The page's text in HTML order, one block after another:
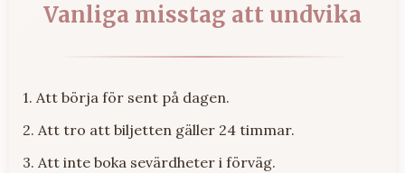
Vanliga misstag att undvika
1. Att börja för sent på dagen.
2. Att tro att biljetten gäller 24 timmar.
3. Att inte boka sevärdheter i förväg.